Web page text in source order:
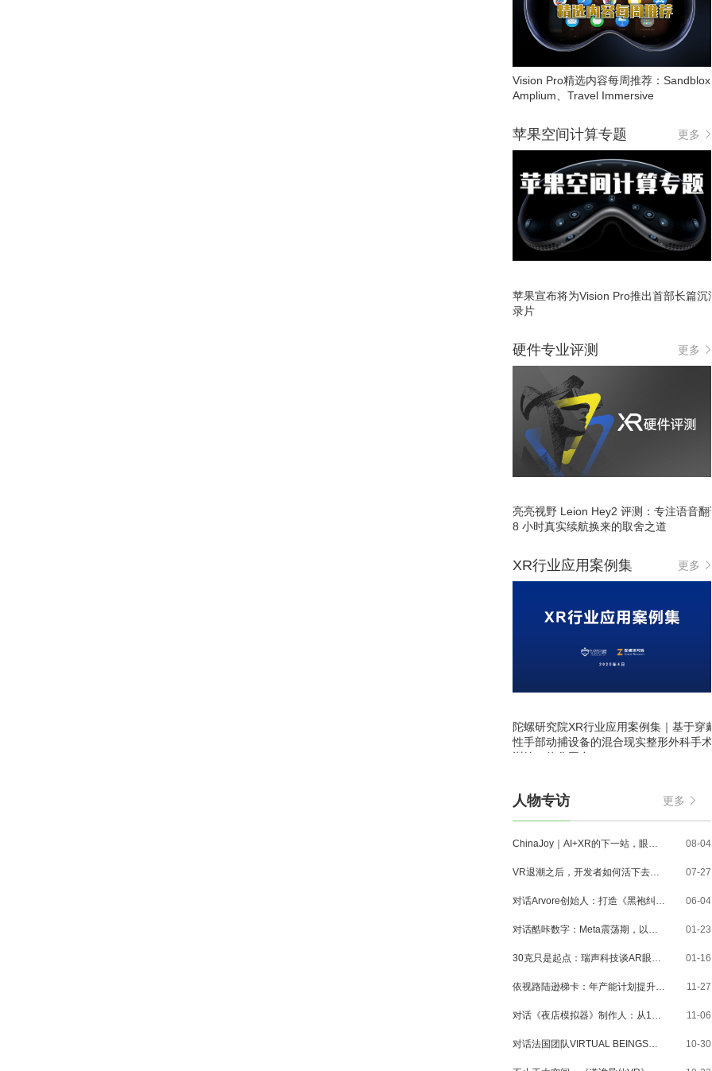
Vision Pro精选内容每周推荐：
Amplium、Travel Immersive
苹果空间计算专题 更多
苹果宣布将为Vision Pro推出首部长篇沉
录片
硬件专业评测 更多
亮亮视野 Leion Hey2 评测：专注语音
8 小时真实续航换来的取舍之道
XR行业应用案例集 更多
陀螺研究院XR行业应用案例集｜基于穿
性手部动捕设备的混合现实整形外科手
训练一体化平台
人物专访 更多
08-04
07-27
06-04
01-23
01-16
11-27
11-06
10-30